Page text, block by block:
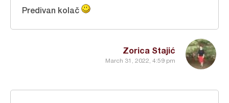
Zorica Stajić
March 31, 2022, 4:59 pm
Predivan kolač